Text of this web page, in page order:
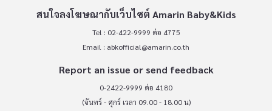
สนใจลงโฆษณากับเว็บไซต์ Amarin Baby&Kids
Tel : 02-422-9999 ต่อ 4775
Email : abkofficial@amarin.co.th
Report an issue or send feedback
0-2422-9999 ต่อ 4180
(จันทร์ - ศุกร์ เวลา 09.00 - 18.00 น)